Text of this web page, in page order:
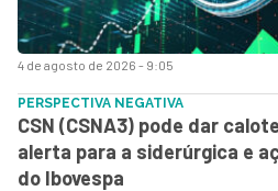
4 de agosto de 2026 - 9:05
PERSPECTIVA NEGATIVA
CSN (CSNA3) pode dar
alerta para a siderúrgica e
do Ibovespa